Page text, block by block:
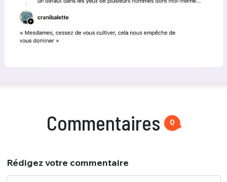
Commentaires 0
Rédigez votre commentaire